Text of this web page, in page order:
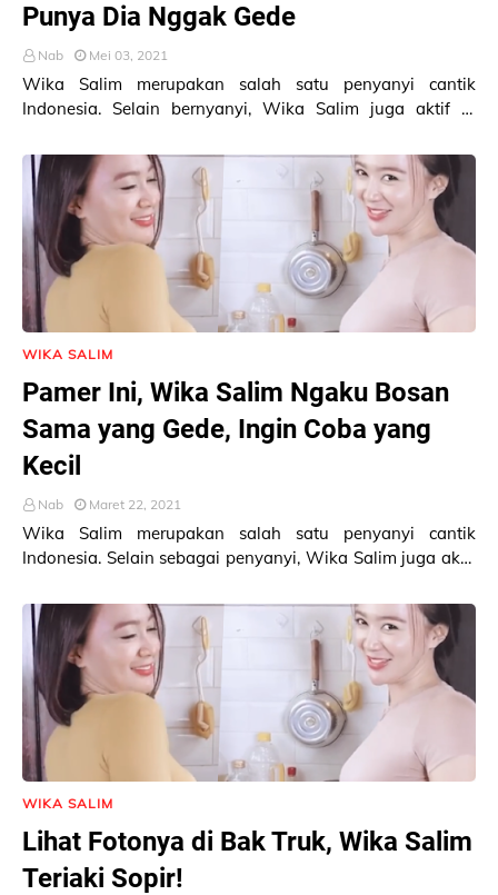
Punya Dia Nggak Gede
Nab Mei 03, 2021
Wika Salim merupakan salah satu penyanyi cantik
Indonesia. Selain bernyanyi, Wika Salim juga aktif di
WIKA SALIM
Pamer Ini, Wika Salim Ngaku Bosan
Sama yang Gede, Ingin Coba yang
Kecil
Nab Maret 22, 2021
Wika Salim merupakan salah satu penyanyi cantik
Indonesia. Selain sebagai penyanyi, Wika Salim juga aktif
WIKA SALIM
Lihat Fotonya di Bak Truk, Wika Salim
Teriaki Sopir!